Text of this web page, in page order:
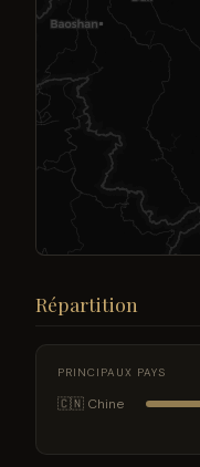
Répartition
PRINCIPAUX PAYS
🇨🇳 Chine